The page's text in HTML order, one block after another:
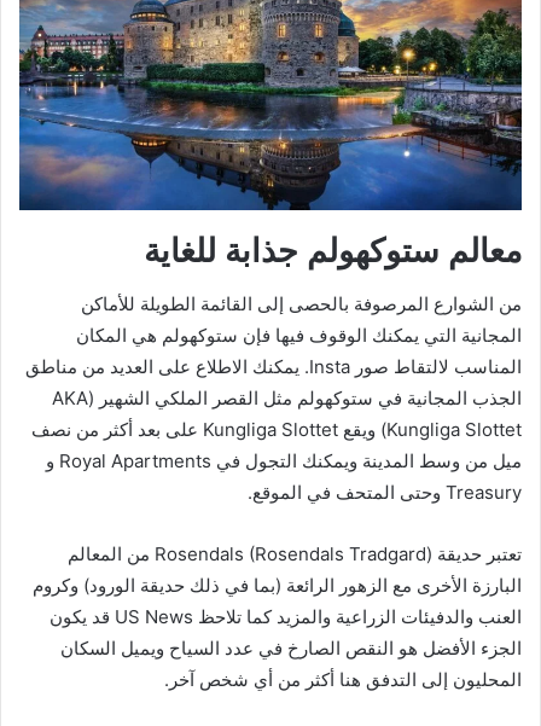
معالم ستوكهولم جذابة للغاية
من الشوارع المرصوفة بالحصى إلى القائمة الطويلة للأماكن
المجانية التي يمكنك الوقوف فيها فإن ستوكهولم هي المكان
المناسب لالتقاط صور Insta. يمكنك الاطلاع على العديد من مناطق
الجذب المجانية في ستوكهولم مثل القصر الملكي الشهير (AKA
Kungliga Slottet) ويقع Kungliga Slottet على بعد أكثر من نصف
ميل من وسط المدينة ويمكنك التجول في Royal Apartments و
Treasury وحتى المتحف في الموقع.
تعتبر حديقة Rosendals (Rosendals Tradgard) من المعالم
البارزة الأخرى مع الزهور الرائعة (بما في ذلك حديقة الورود) وكروم
العنب والدفيئات الزراعية والمزيد كما تلاحظ US News قد يكون
الجزء الأفضل هو النقص الصارخ في عدد السياح ويميل السكان
المحليون إلى التدفق هنا أكثر من أي شخص آخر.